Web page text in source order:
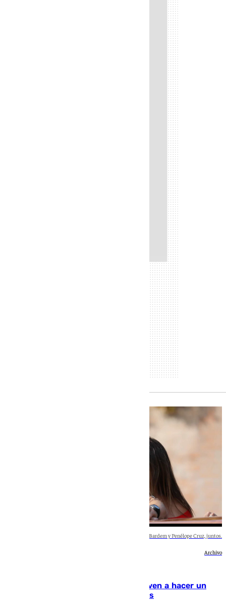
Javier Bardem y Penélope Cruz, juntos.
Archivo
Penélope Cruz y Javier Bardem vuelven a hacer un
película juntos después de ocho años